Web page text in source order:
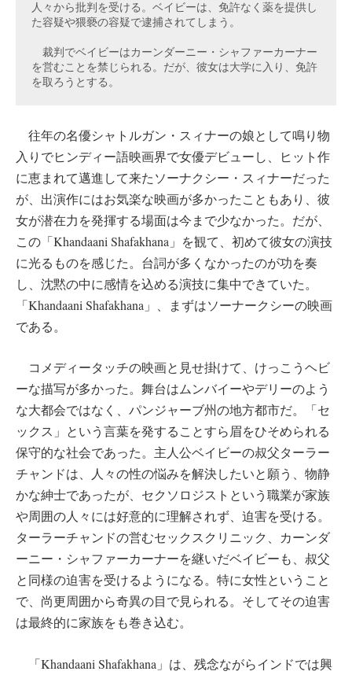
人々から批判を受ける。ベイビーは、免許なく薬を提供し
た容疑や猥褻の容疑で逮捕されてしまう。
裁判でベイビーはカーンダーニー・シャファーカーナー
を営むことを禁じられる。だが、彼女は大学に入り、免許
を取ろうとする。
往年の名優シャトルガン・スィナーの娘として鳴り物
入りでヒンディー語映画界で女優デビューし、ヒット作
に恵まれて邁進して来たソーナクシー・スィナーだった
が、出演作にはお気楽な映画が多かったこともあり、彼
女が潜在力を発揮する場面は今まで少なかった。だが、
この「Khandaani Shafakhana」を観て、初めて彼女の演技
に光るものを感じた。台詞が多くなかったのが功を奏
し、沈黙の中に感情を込める演技に集中できていた。
「Khandaani Shafakhana」、まずはソーナークシーの映画
である。
コメディータッチの映画と見せ掛けて、けっこうヘビ
ーな描写が多かった。舞台はムンバイーやデリーのよう
な大都会ではなく、パンジャーブ州の地方都市だ。「セ
ックス」という言葉を発することすら眉をひそめられる
保守的な社会であった。主人公ベイビーの叔父ターラー
チャンドは、人々の性の悩みを解決したいと願う、物静
かな紳士であったが、セクソロジストという職業が家族
や周囲の人々には好意的に理解されず、迫害を受ける。
ターラーチャンドの営むセックスクリニック、カーンダ
ーニー・シャファーカーナーを継いだベイビーも、叔父
と同様の迫害を受けるようになる。特に女性ということ
で、尚更周囲から奇異の目で見られる。そしてその迫害
は最終的に家族をも巻き込む。
「Khandaani Shafakhana」は、残念ながらインドでは興